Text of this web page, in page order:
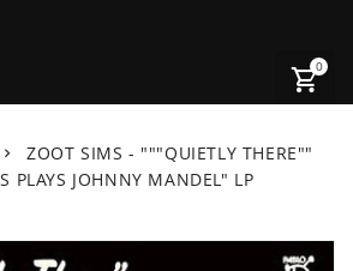
0
ZOOT SIMS - """QUIETLY THERE""
PLAYS JOHNNY MANDEL" LP